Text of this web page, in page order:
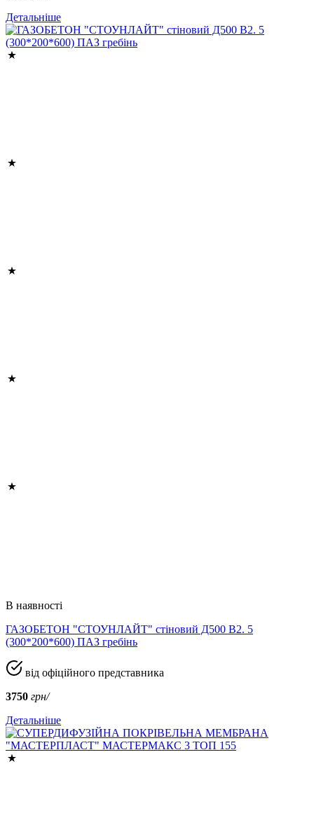
Детальніше
В наявності
ГАЗОБЕТОН "СТОУНЛАЙТ" стіновий Д500 В2. 5
(300*200*600) ПАЗ гребінь
від офіційного представника
3750 грн/
Детальніше